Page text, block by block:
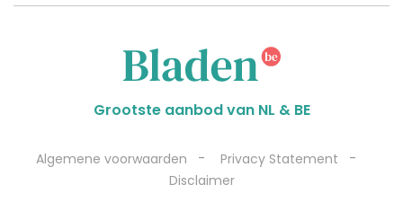
Grootste aanbod van NL & BE
Algemene voorwaarden - Privacy Statement -
Disclaimer